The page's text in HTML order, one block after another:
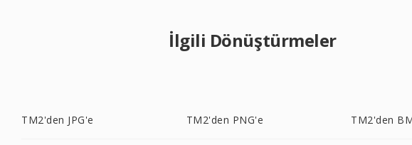
İlgili Dönüştürmeler
TM2'den JPG'e TM2'den PNG'e TM2'den